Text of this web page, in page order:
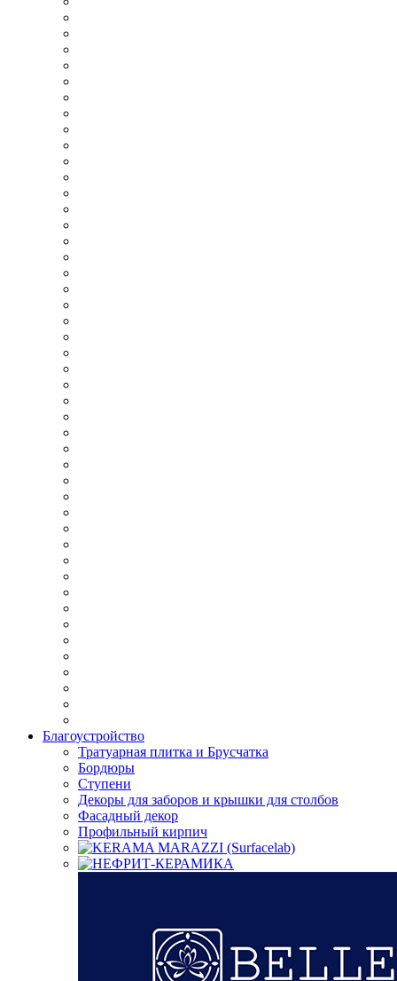
Благоустройство
Тратуарная плитка и Брусчатка
Бордюры
Ступени
Декоры для заборов и крышки для столбов
Фасадный декор
Профильный кирпич